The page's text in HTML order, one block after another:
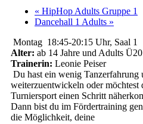
« HipHop Adults Gruppe 1
Dancehall 1 Adults »
Montag 18:45-20:15 Uhr, Saal 1
Alter: ab 14 Jahre und Adults Ü20
Trainerin: Leonie Peiser
Du hast ein wenig Tanzerfahrung
weiterzuentwickeln oder möchtest
Turniersport einen Schritt
Dann bist du im Fördertraining
die Möglichkeit, deine